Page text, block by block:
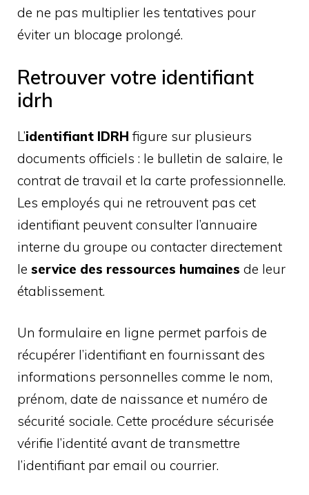
de ne pas multiplier les tentatives pour
éviter un blocage prolongé.
Retrouver votre identifiant
idrh
L’identifiant IDRH figure sur plusieurs
documents officiels : le bulletin de salaire, le
contrat de travail et la carte professionnelle.
Les employés qui ne retrouvent pas cet
identifiant peuvent consulter l’annuaire
interne du groupe ou contacter directement
le service des ressources humaines de leur
établissement.
Un formulaire en ligne permet parfois de
récupérer l’identifiant en fournissant des
informations personnelles comme le nom,
prénom, date de naissance et numéro de
sécurité sociale. Cette procédure sécurisée
vérifie l’identité avant de transmettre
l’identifiant par email ou courrier.